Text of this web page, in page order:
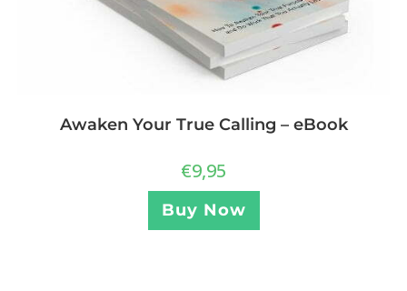
Awaken Your True Calling – eBook
€9,95
Buy Now